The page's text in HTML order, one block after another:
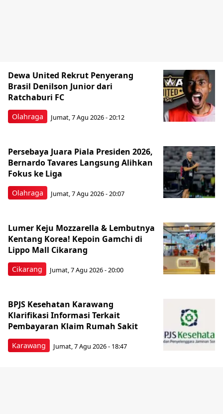
Olahraga
Dewa United Rekrut Penyerang
Brasil Denilson Junior dari
Ratchaburi FC
Jumat, 7 Agu 2026 - 20:12
Olahraga
Persebaya Juara Piala Presiden 2026,
Bernardo Tavares Langsung Alihkan
Fokus ke Liga
Jumat, 7 Agu 2026 - 20:07
Cikarang
Lumer Keju Mozzarella & Lembutnya
Kentang Korea! Kepoin Gamchi di
Lippo Mall Cikarang
Jumat, 7 Agu 2026 - 20:00
Karawang
BPJS Kesehatan Karawang
Klarifikasi Informasi Terkait
Pembayaran Klaim Rumah Sakit
Jumat, 7 Agu 2026 - 18:47